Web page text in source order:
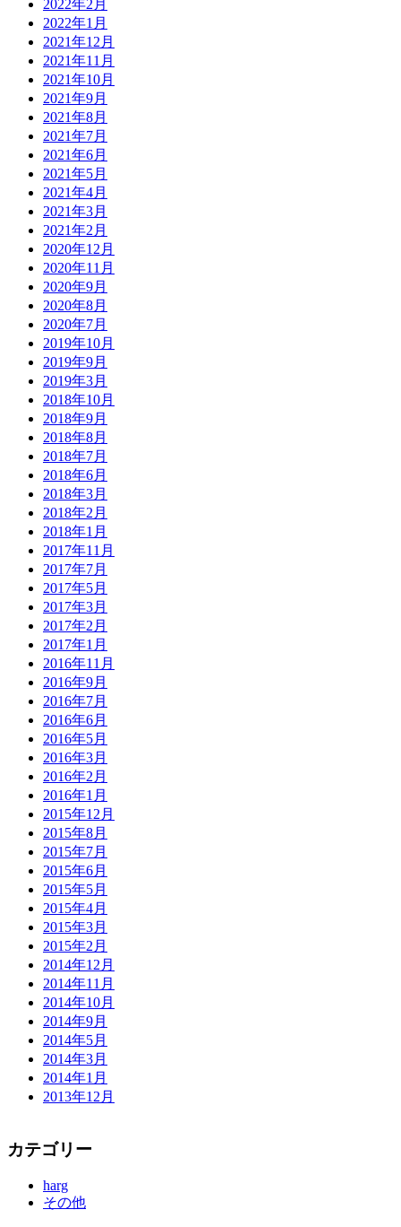
2022年2月
2022年1月
2021年12月
2021年11月
2021年10月
2021年9月
2021年8月
2021年7月
2021年6月
2021年5月
2021年4月
2021年3月
2021年2月
2020年12月
2020年11月
2020年9月
2020年8月
2020年7月
2019年10月
2019年9月
2019年3月
2018年10月
2018年9月
2018年8月
2018年7月
2018年6月
2018年3月
2018年2月
2018年1月
2017年11月
2017年7月
2017年5月
2017年3月
2017年2月
2017年1月
2016年11月
2016年9月
2016年7月
2016年6月
2016年5月
2016年3月
2016年2月
2016年1月
2015年12月
2015年8月
2015年7月
2015年6月
2015年5月
2015年4月
2015年3月
2015年2月
2014年12月
2014年11月
2014年10月
2014年9月
2014年5月
2014年3月
2014年1月
2013年12月
カテゴリー
harg
その他